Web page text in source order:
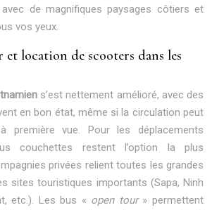
de magnifiques paysages côtiers et
vos yeux.
location de scooters dans les
s’est nettement amélioré, avec des
en bon état, même si la circulation peut
première vue. Pour les déplacements
couchettes restent l’option la plus
privées relient toutes les grandes
sites touristiques importants (Sapa, Ninh
etc.). Les bus « open tour» permettent